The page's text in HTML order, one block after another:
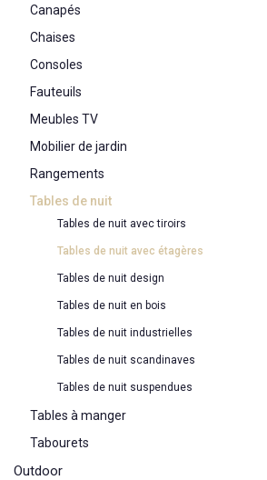
Canapés
Chaises
Consoles
Fauteuils
Meubles TV
Mobilier de jardin
Rangements
Tables de nuit
Tables de nuit avec tiroirs
Tables de nuit avec étagères
Tables de nuit design
Tables de nuit en bois
Tables de nuit industrielles
Tables de nuit scandinaves
Tables de nuit suspendues
Tables à manger
Tabourets
Outdoor